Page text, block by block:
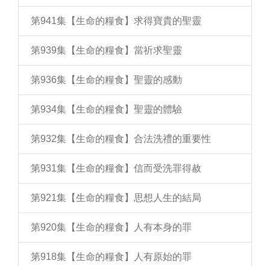
第941集【生命的糧食】求得寶貴的聖靈
第939集【生命的糧食】當祈求聖靈
第936集【生命的糧食】聖靈的感動
第934集【生命的糧食】聖靈的體驗
第932集【生命的糧食】合法洗禮的重要性
第931集【生命的糧食】信而受洗罪得赦
第921集【生命的糧食】思想人生的結局
第920集【生命的糧食】人有本身的罪
第918集【生命的糧食】人有原始的罪